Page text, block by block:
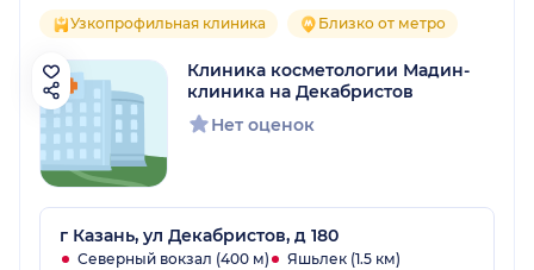
Узкопрофильная клиника Близко от метро
Клиника косметологии Мадин-
клиника на Декабристов
Нет оценок
г Казань, ул Декабристов, д 180
Северный вокзал (400 м)
Яшьлек (1.5 км)